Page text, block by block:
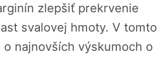
zlepšiť prekrvenie
svalovej hmoty. V tomto
najnovších výskumoch o